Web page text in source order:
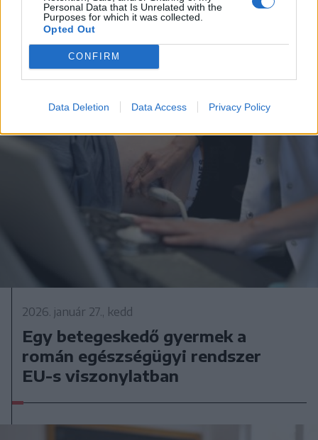
Personal Data that Is Unrelated with the
Purposes for which it was collected.
Opted Out
CONFIRM
Data Deletion Data Access Privacy Policy
az egészségügyben, szociális
ellátásban dolgozók
2026. január 27., kedd
Egy betegeskedő gyermek a
román egészségügyi rendszer
EU-s viszonylatban